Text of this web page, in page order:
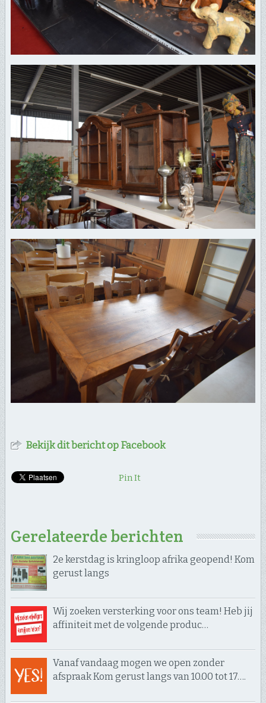
Bekijk dit bericht op Facebook
Pin It
Gerelateerde berichten
2e kerstdag is kringloop afrika geopend! Kom
gerust langs
Wij zoeken versterking voor ons team! Heb jij
affiniteit met de volgende produc…
Vanaf vandaag mogen we open zonder
afspraak Kom gerust langs van 10.00 tot 17….